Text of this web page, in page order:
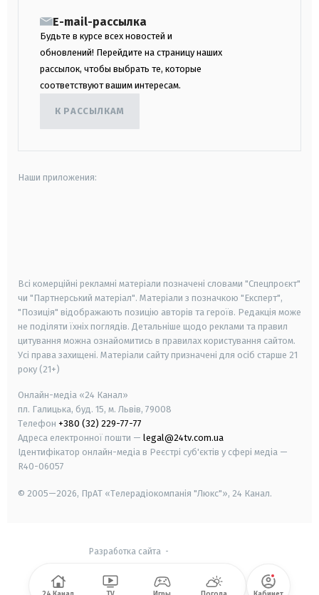
E-mail-рассылка
Будьте в курсе всех новостей и
обновлений! Перейдите на страницу наших
рассылок, чтобы выбрать те, которые
соответствуют вашим интересам.
К РАССЫЛКАМ
Наши приложения:
Всі комерційні рекламні матеріали позначені словами "Спецпроєкт"
чи "Партнерський матеріал". Матеріали з позначкою "Експерт",
"Позиція" відображають позицію авторів та героїв. Редакція може
не поділяти їхніх поглядів. Детальніше щодо реклами та правил
цитування можна ознайомитись в правилах користування сайтом.
Усі права захищені. Матеріали сайту призначені для осіб старше 21
року (21+)
Онлайн-медіа «24 Канал»
пл. Галицька, буд. 15, м. Львів, 79008
Телефон +380 (32) 229-77-77
Адреса електронної пошти — legal@24tv.com.ua
Ідентифікатор онлайн-медіа в Реєстрі суб'єктів у сфері медіа —
R40-06057
© 2005—2026, ПрАТ «Телерадіокомпанія "Люкс"», 24 Канал.
Разработка сайта -